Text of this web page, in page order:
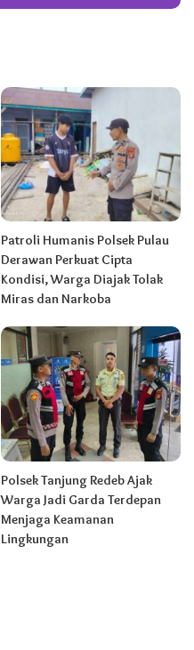
Patroli Humanis Polsek Pulau
Derawan Perkuat Cipta
Kondisi, Warga Diajak Tolak
Miras dan Narkoba
Polsek Tanjung Redeb Ajak
Warga Jadi Garda Terdepan
Menjaga Keamanan
Lingkungan